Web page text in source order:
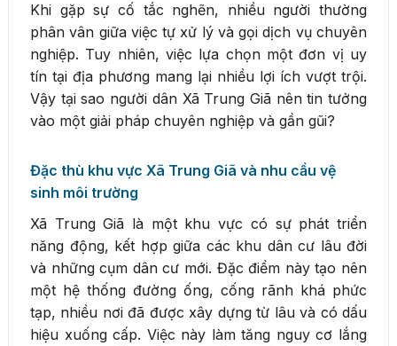
Khi gặp sự cố tắc nghẽn, nhiều người thường
phân vân giữa việc tự xử lý và gọi dịch vụ chuyên
nghiệp. Tuy nhiên, việc lựa chọn một đơn vị uy
tín tại địa phương mang lại nhiều lợi ích vượt trội.
Vậy tại sao người dân Xã Trung Giã nên tin tưởng
vào một giải pháp chuyên nghiệp và gần gũi?
Đặc thù khu vực Xã Trung Giã và nhu cầu vệ
sinh môi trường
Xã Trung Giã là một khu vực có sự phát triển
năng động, kết hợp giữa các khu dân cư lâu đời
và những cụm dân cư mới. Đặc điểm này tạo nên
một hệ thống đường ống, cống rãnh khá phức
tạp, nhiều nơi đã được xây dựng từ lâu và có dấu
hiệu xuống cấp. Việc này làm tăng nguy cơ lắng